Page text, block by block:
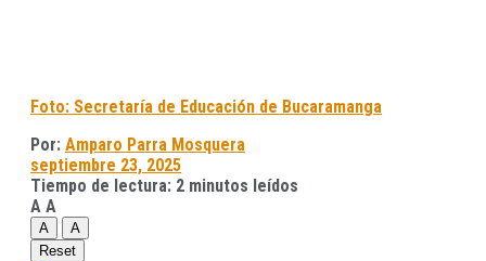
Foto: Secretaría de Educación de Bucaramanga
Por: Amparo Parra Mosquera
septiembre 23, 2025
Tiempo de lectura: 2 minutos leídos
A A
A
A
Reset